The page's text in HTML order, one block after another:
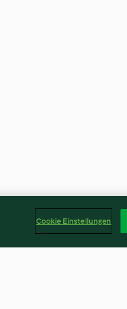
Cookie Einstellungen